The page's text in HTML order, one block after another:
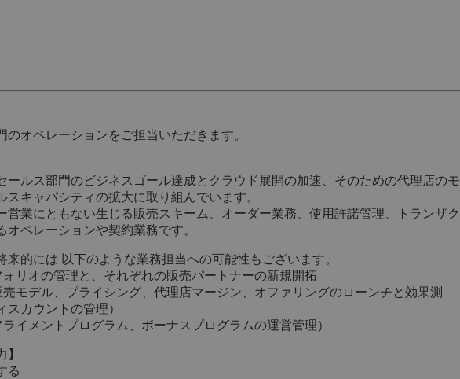
オペレーションをご担当いただきます。
ールス部門のビジネスゴール達成とクラウド展開の加速、そのための代理店のモ
スキャパシティの拡大に取り組んでいます。
営業にともない生じる販売スキーム、オーダー業務、使用許諾管理、トランザク
オペレーションや契約業務です。
来的には 以下のような業務担当への可能性もございます。
リオの管理と、それぞれの販売パートナーの新規開拓
モデル、プライシング、代理店マージン、オファリングのローンチと効果測
カウントの管理）
イメントプログラム、ボーナスプログラムの運営管理）
】
る